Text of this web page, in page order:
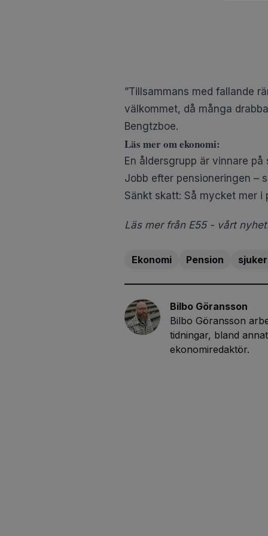
”Tillsammans med fallande
välkommet, då många
Bengtzboe.
Läs mer om ekonomi:
En åldersgrupp är vinnare
Jobb efter pensioneringen –
Sänkt skatt: Så mycket mer i
Läs mer från E55 - vårt
Ekonomi Pension
Bilbo Göransson
Bilbo Göransson
tidningar, bland
ekonomiredaktör.